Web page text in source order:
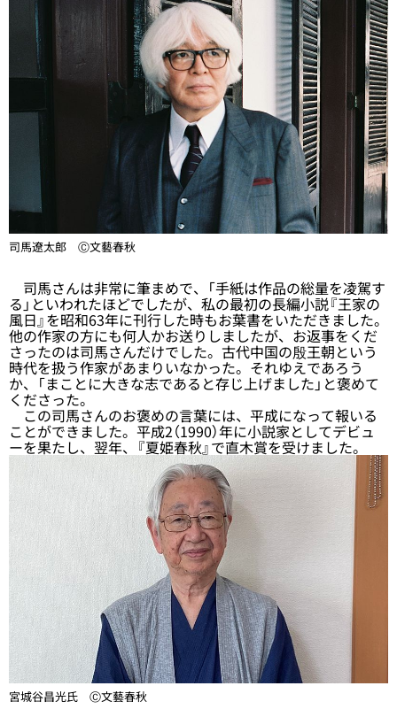
司馬遼太郎 Ⓒ文藝春秋
司馬さんは非常に筆まめで、「手紙は作品の総量を凌駕す
る」といわれたほどでしたが、私の最初の長編小説『王家の
風日』を昭和63年に刊行した時もお葉書をいただきました。
他の作家の方にも何人かお送りしましたが、お返事をくだ
さったのは司馬さんだけでした。古代中国の殷王朝という
時代を扱う作家があまりいなかった。それゆえであろう
か、「まことに大きな志であると存じ上げました」と褒めて
くださった。
この司馬さんのお褒めの言葉には、平成になって報いる
ことができました。平成2（1990）年に小説家としてデビュ
ーを果たし、翌年、『夏姫春秋』で直木賞を受けました。
宮城谷昌光氏 Ⓒ文藝春秋